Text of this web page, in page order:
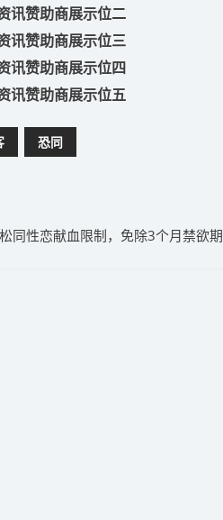
讯赞助商展示位二
讯赞助商展示位三
讯赞助商展示位四
讯赞助商展示位五
恐同
同性恋献血限制，免除3个月禁欲期